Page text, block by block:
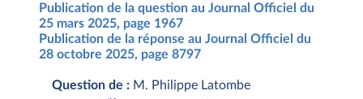
Publication de la question au Journal Officiel du
25 mars 2025, page 1967
Publication de la réponse au Journal Officiel du
28 octobre 2025, page 8797
Question de : M. Philippe Latombe